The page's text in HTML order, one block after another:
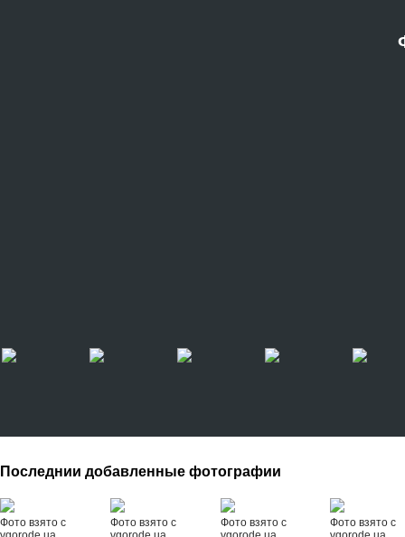
Последнии добавленные фотографии
Фото взято с
Фото взято с
Фото взято с
Фото взято с